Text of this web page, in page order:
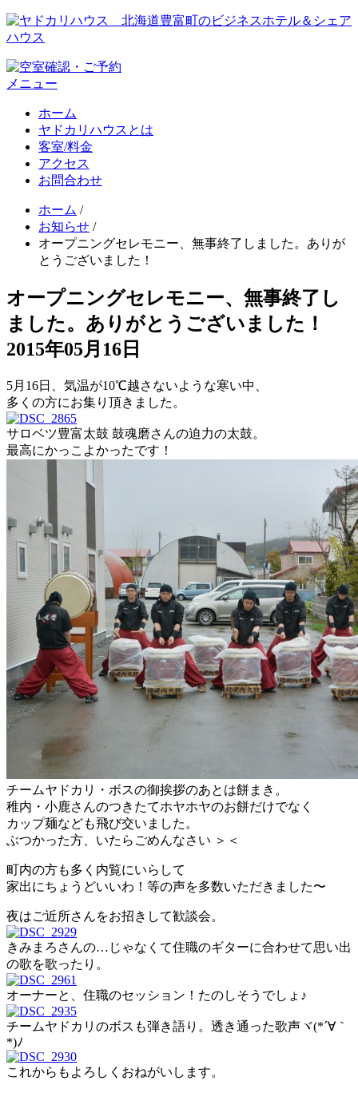
メニュー
ホーム
ヤドカリハウスとは
客室/料金
アクセス
お問合わせ
ホーム /
お知らせ /
オープニングセレモニー、無事終了しました。ありが
とうございました！
オープニングセレモニー、無事終了し
ました。ありがとうございました！
2015年05月16日
5月16日、気温が10℃越さないような寒い中、
多くの方にお集り頂きました。
サロベツ豊富太鼓 鼓魂磨さんの迫力の太鼓。
最高にかっこよかったです！
チームヤドカリ・ボスの御挨拶のあとは餅まき。
稚内・小鹿さんのつきたてホヤホヤのお餅だけでなく
カップ麺なども飛び交いました。
ぶつかった方、いたらごめんなさい ＞＜
町内の方も多く内覧にいらして
家出にちょうどいいわ！等の声を多数いただきました〜
夜はご近所さんをお招きして歓談会。
きみまろさんの…じゃなくて住職のギターに合わせて思い出
の歌を歌ったり。
オーナーと、住職のセッション！たのしそうでしょ♪
チームヤドカリのボスも弾き語り。透き通った歌声ヾ(*´∀｀
*)ﾉ
これからもよろしくおねがいします。